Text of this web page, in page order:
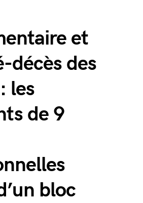
et
décès des
les
de 9
bloc